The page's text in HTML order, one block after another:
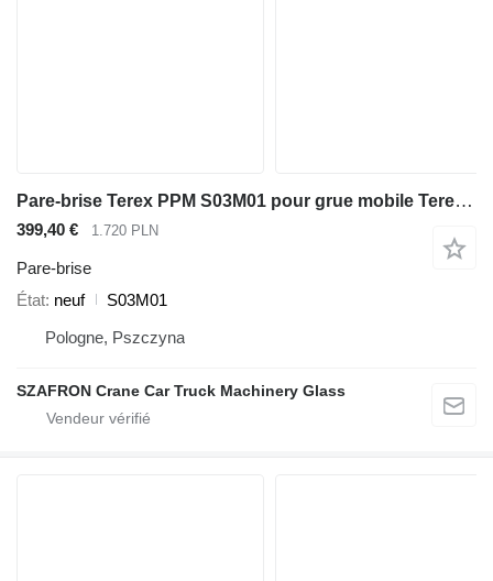
Pare-brise Terex PPM S03M01 pour grue mobile Terex Terex PPM
399,40 € 1.720 PLN
Pare-brise
État neuf
S03M01
Pologne, Pszczyna
SZAFRON Crane Car Truck Machinery Glass